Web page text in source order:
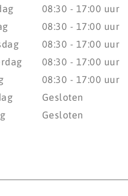
08:30 - 17:00 uur
08:30 - 17:00 uur
08:30 - 17:00 uur
08:30 - 17:00 uur
08:30 - 17:00 uur
Gesloten
Gesloten